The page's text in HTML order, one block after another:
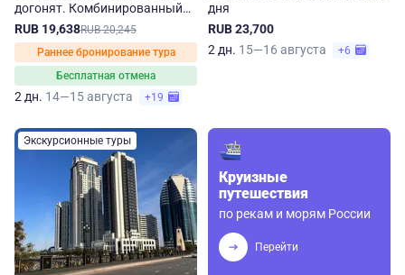
догонят. Комбинированный
джип-тур на 2 дня
RUB 19,638RUB 20,245
Раннее бронирование тура
Бесплатная отмена
2 дн. 14—15 августа +19
дня
RUB 23,700
2 дн. 15—16 августа +6
Экскурсионные туры
Круизные
путешествия
по рекам и морям России
Перейти